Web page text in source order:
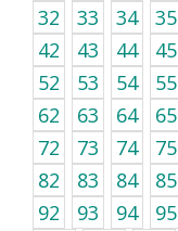
32
33 34 35
42
43 44 45
52
53 54 55
62
63 64 65
72
73 74 75
82
83 84 85
92
93 94 95